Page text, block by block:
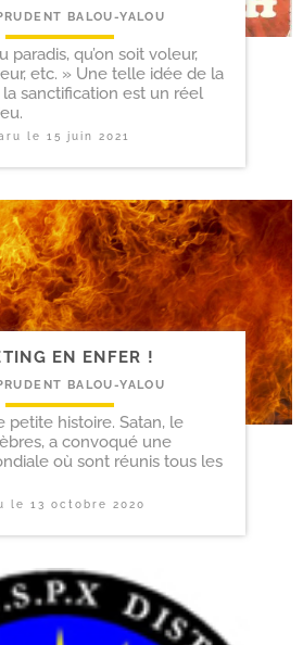
BALOU-YALOU
paradis, qu’on soit voleur,
etc. » Une telle idée de la
sanctification est un réel
le 15 juin 2021
EN ENFER !
BALOU-YALOU
petite histoire. Satan, le
a convoqué une
où sont réunis tous les
le13 octobre 2020